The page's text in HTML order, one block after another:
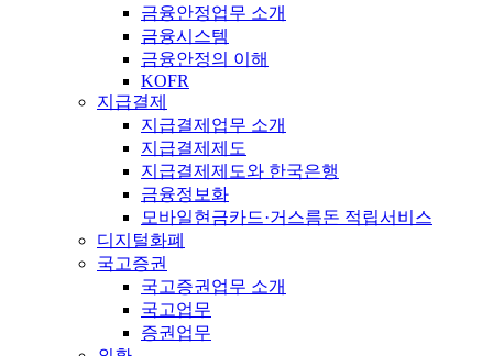
금융안정업무 소개
금융시스템
금융안정의 이해
KOFR
지급결제
지급결제업무 소개
지급결제제도
지급결제제도와 한국은행
금융정보화
모바일현금카드·거스름돈 적립서비스
디지털화폐
국고증권
국고증권업무 소개
국고업무
증권업무